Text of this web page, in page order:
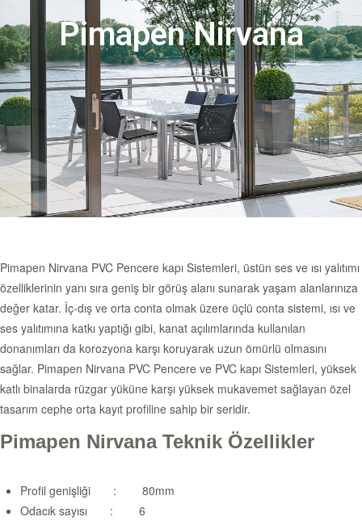
Pimapen Nirvana
Pimapen Nirvana PVC Pencere kapı Sistemleri, üstün ses ve ısı yalıtımı
özelliklerinin yanı sıra geniş bir görüş alanı sunarak yaşam alanlarınıza
değer katar. İç-dış ve orta conta olmak üzere üçlü conta sistemi, ısı ve
ses yalıtımına katkı yaptığı gibi, kanat açılımlarında kullanılan
donanımları da korozyona karşı koruyarak uzun ömürlü olmasını
sağlar. Pimapen Nirvana PVC Pencere ve PVC kapı Sistemleri, yüksek
katlı binalarda rüzgar yüküne karşı yüksek mukavemet sağlayan özel
tasarım cephe orta kayıt profiline sahip bir seridir.
Pimapen Nirvana Teknik Özellikler
Profil genişliği : 80mm
Odacık sayısı : 6